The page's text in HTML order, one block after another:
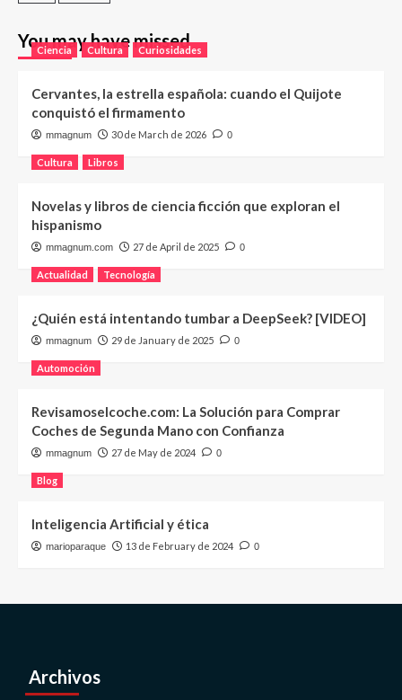
You may have missed
Ciencia Cultura Curiosidades
Cervantes, la estrella española: cuando el Quijote
conquistó el firmamento
mmagnum 30 de March de 2026 0
Cultura Libros
Novelas y libros de ciencia ficción que exploran el
hispanismo
mmagnum.com 27 de April de 2025 0
Actualidad Tecnología
¿Quién está intentando tumbar a DeepSeek? [VIDEO]
mmagnum 29 de January de 2025 0
Automoción
Revisamoselcoche.com: La Solución para Comprar
Coches de Segunda Mano con Confianza
mmagnum 27 de May de 2024 0
Blog
Inteligencia Artificial y ética
marioparaque 13 de February de 2024 0
Archivos